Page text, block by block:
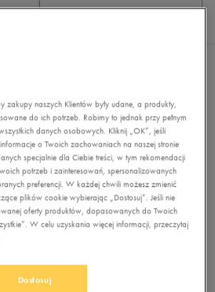
60
do wyświetlenia
wyszukiwania lub
wybrane filtry
zakupy naszych Klientów były udane, a produkty,
do ich potrzeb. Robimy to jednak przy pełnym
danych osobowych. Kliknij „OK”, jeśli
o Twoich zachowaniach na naszej stronie
specjalnie dla Ciebie treści, w tym rekomendacji
potrzeb i zainteresowań, spersonalizowanych
preferencji. W każdej chwili możesz zmienić
plików cookie wybierając „Dostosuj”. Jeśli nie
oferty produktów, dopasowanych do Twoich
W celu uzyskania więcej informacji, przeczytaj
Dostosuj